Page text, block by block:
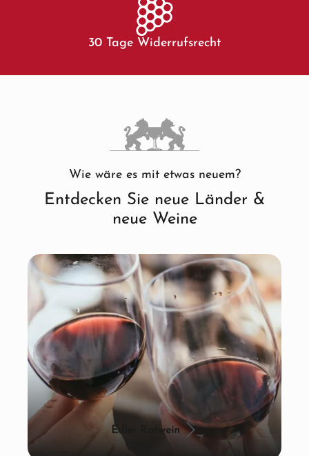
30 Tage Widerrufsrecht
Wie wäre es mit etwas neuem?
Entdecken Sie neue Länder &
neue Weine
Edler Rotwein